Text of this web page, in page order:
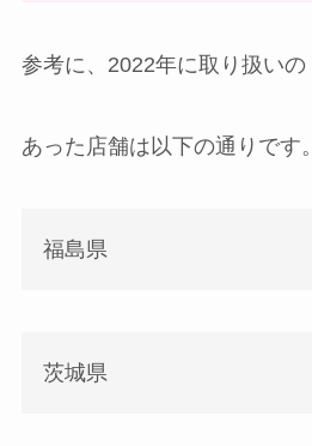
参考に、2022年に取り扱いの
あった店舗は以下の通りです。
福島県
茨城県